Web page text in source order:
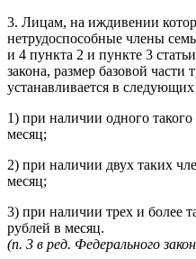
3. Лицам, на иждивении
нетрудоспособные члены
и 4 пункта 2 и пункте 3
закона, размер базовой части
устанавливается в
1) при наличии одного
месяц;
2) при наличии двух таких
месяц;
3) при наличии трех и более
рублей в месяц.
(п. 3 в ред. Федерального